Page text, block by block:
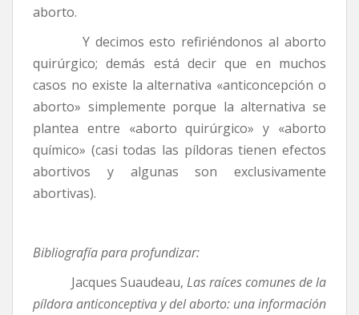
aborto.
Y decimos esto refiriéndonos al aborto
quirúrgico; demás está decir que en muchos
casos no existe la alternativa «anticoncepción o
aborto» simplemente porque la alternativa se
plantea entre «aborto quirúrgico» y «aborto
químico» (casi todas las píldoras tienen efectos
abortivos y algunas son exclusivamente
abortivas).
Bibliografía para profundizar:
Jacques Suaudeau, Las raíces comunes de la
píldora anticonceptiva y del aborto: una información